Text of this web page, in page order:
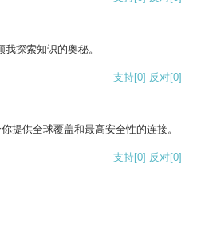
探索知识的奥秘。
支持[0] 反对[0]
提供全球覆盖和最高安全性的连接。
支持[0] 反对[0]